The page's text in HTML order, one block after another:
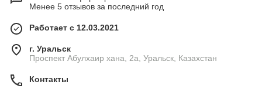
Менее 5 отзывов за последний год
Работает с 12.03.2021
г. Уральск
Проспект Абулхаир хана, 2а, Уральск, Казахстан
Контакты